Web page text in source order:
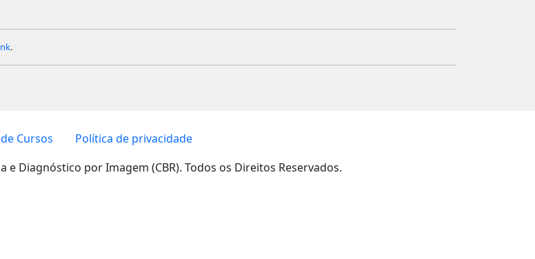
.
Cursos
Política de privacidade
e Diagnóstico por Imagem (CBR). Todos os Direitos Reservados.